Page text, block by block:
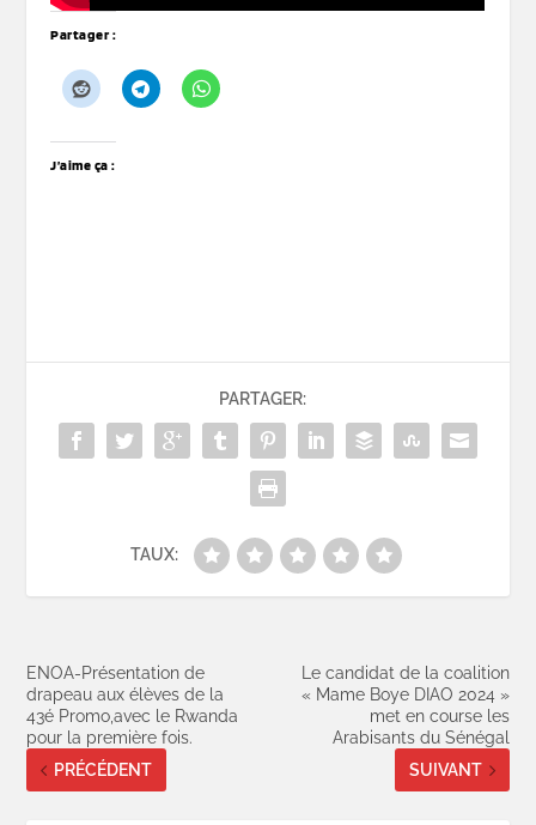
Partager :
J’aime ça :
PARTAGER:
TAUX:
ENOA-Présentation de
drapeau aux élèves de la
43é Promo,avec le Rwanda
pour la première fois.
PRÉCÉDENT
Le candidat de la coalition
« Mame Boye DIAO 2024 »
met en course les
Arabisants du Sénégal
SUIVANT